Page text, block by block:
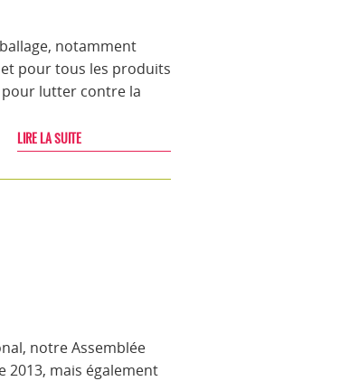
notamment
pour tous les produits
pour lutter contre la
LIRE LA SUITE
notre Assemblée
2013, mais également